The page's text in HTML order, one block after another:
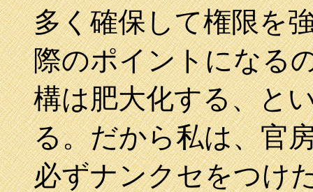
多く確保して権限を
際のポイントになる
構は肥大化する、と
る。だから私は、官
必ずナンクセをつけ